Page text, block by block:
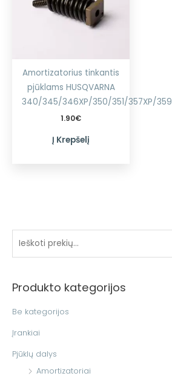
k
i
Produkto kategorijos
Be kategorijos
Įrankiai
Pjūklų dalys
Amortizatoriai
Amortizatorius tinkantis
pjūklams HUSQVARNA
340/345/346XP/350/351/357XP/359
1.90€
Į Krepšelį